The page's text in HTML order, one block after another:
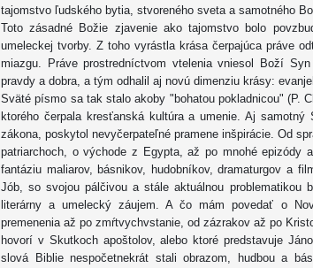
tajomstvo ľudského bytia, stvoreného sveta a samotného
Toto zásadné Božie zjavenie ako tajomstvo bolo
umeleckej tvorby. Z toho vyrástla krása čerpajúca práve
miazgu. Práve prostredníctvom vtelenia vniesol Boží
pravdy a dobra, a tým odhalil aj novú dimenziu krásy:
Sväté písmo sa tak stalo akoby "bohatou pokladnicou" (P.
ktorého čerpala kresťanská kultúra a umenie. Aj
zákona, poskytol nevyčerpateľné pramene inšpirácie. Od
patriarchoch, o východe z Egypta, až po mnohé epizódy
fantáziu maliarov, básnikov, hudobníkov, dramaturgov a
Jób, so svojou pálčivou a stále aktuálnou problematikou
literárny a umelecký záujem. A čo mám povedať o
premenenia až po zmŕtvychvstanie, od zázrakov až po
hovorí v Skutkoch apoštolov, alebo ktoré predstavuje
slová Biblie nespočetnekrát stali obrazom, hudbou a